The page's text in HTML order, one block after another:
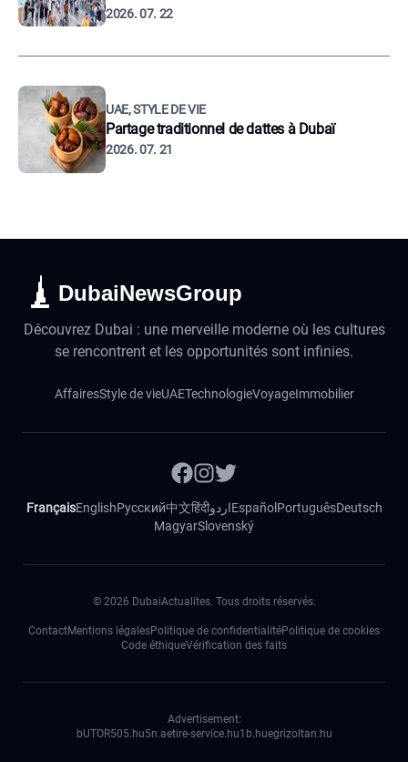
2026. 07. 22
UAE, STYLE DE VIE
Partage traditionnel de dattes à Dubaï
2026. 07. 21
DubaiNewsGroup
Découvrez Dubai : une merveille moderne où les cultures
se rencontrent et les opportunités sont infinies.
AffairesStyle de vieUAETechnologieVoyageImmobilier
FrançaisEnglishРусский中文हिंदीاردوEspañol PortuguêsDeutsch
MagyarSlovenský
© 2026 DubaiActualites. Tous droits réservés.
ContactMentions légalesPolitique de confidentialitéPolitique de cookies
Code éthiqueVérification des faits
Advertisement:
bUTOR505.hu5n.aetire-service.hu1b.huegrizoltan.hu